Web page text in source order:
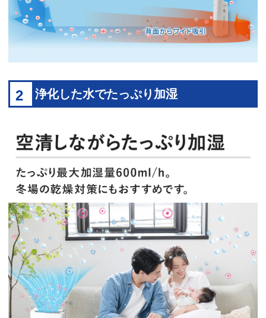
2 浄化した水でたっぷり加湿